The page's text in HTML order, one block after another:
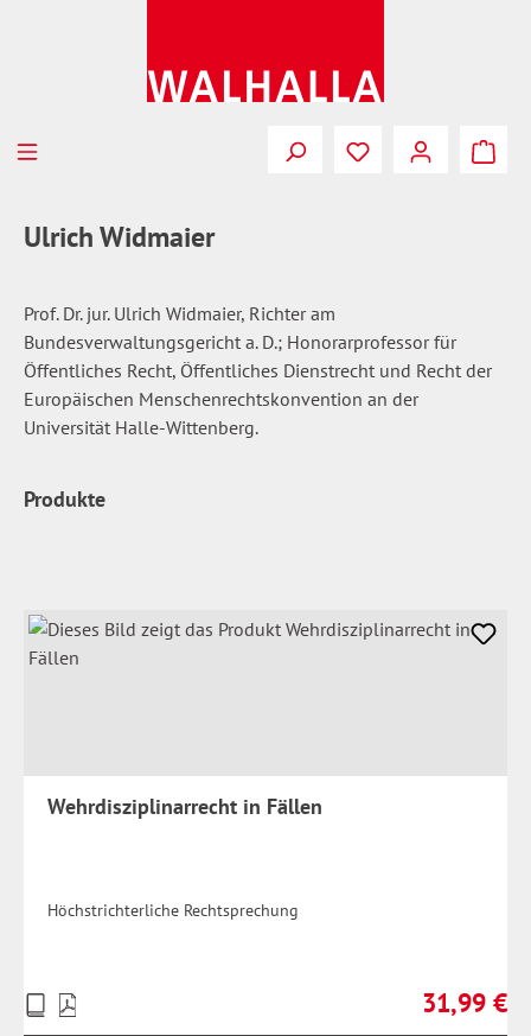
Du hast 0
Ulrich Widmaier
Prof. Dr. jur. Ulrich Widmaier, Richter am
Bundesverwaltungsgericht a. D.; Honorarprofessor für
Öffentliches Recht, Öffentliches Dienstrecht und Recht der
Europäischen Menschenrechtskonvention an der
Universität Halle-Wittenberg.
Produkte
Wehrdisziplinarrecht in Fällen
Höchstrichterliche Rechtsprechung
Regulärer
31,99 €
Preise
inkl.